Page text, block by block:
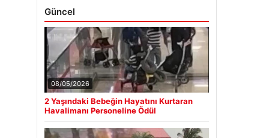
Güncel
08/05/2026
2 Yaşındaki Bebeğin Hayatını Kurtaran
Havalimanı Personeline Ödül